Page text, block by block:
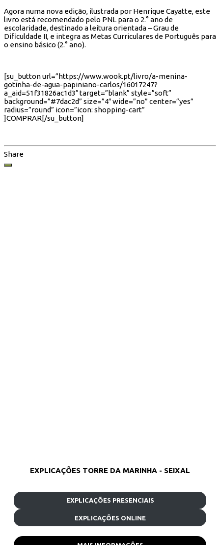
Agora numa nova edição, ilustrada por Henrique Cayatte, este
livro está recomendado pelo PNL para o 2.° ano de
escolaridade, destinado a leitura orientada – Grau de
Dificuldade II, e integra as Metas Curriculares de Português para
o ensino básico (2.° ano).
[su_button url=”https://www.wook.pt/livro/a-menina-
gotinha-de-agua-papiniano-carlos/16017247?
a_aid=51f31826ac1d3″ target=”blank” style=”soft”
background=”#7dac2d” size=”4″ wide=”no” center=”yes”
radius=”round” icon=”icon: shopping-cart”
]COMPRAR[/su_button]
Share
EXPLICAÇÕES TORRE DA MARINHA - SEIXAL
EXPLICAÇÕES PRESENCIAIS
EXPLICAÇÕES ONLINE